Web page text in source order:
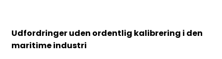
Udfordringer uden ordentlig kalibrering i den
maritime industri